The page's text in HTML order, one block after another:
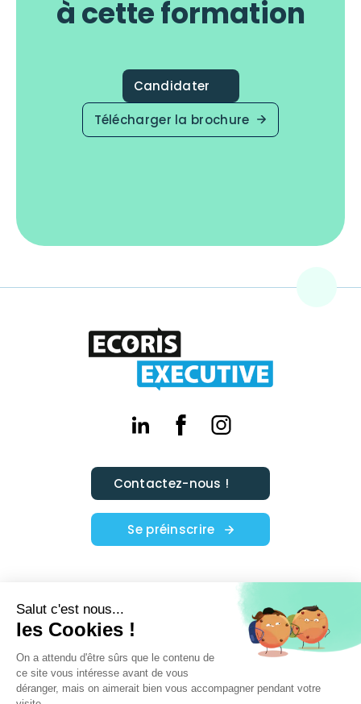
à cette formation
Candidater
Télécharger la brochure
Contactez-nous !
Se préinscrire
Financement
Agenda